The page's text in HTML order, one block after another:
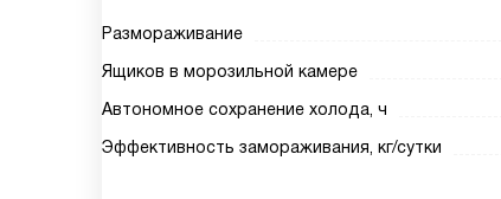
Размораживание
Ящиков в морозильной камере
Автономное сохранение холода, ч
Эффективность замораживания, кг/сутки